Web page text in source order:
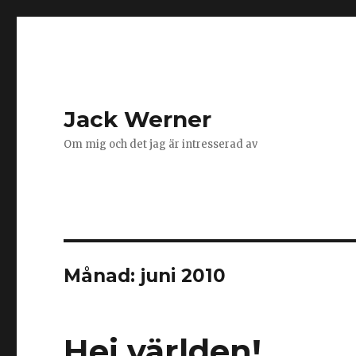
Jack Werner
Om mig och det jag är intresserad av
Månad: juni 2010